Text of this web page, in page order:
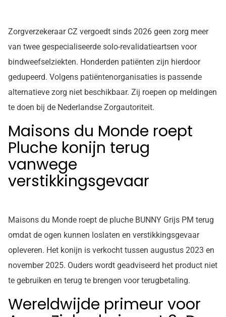
Zorgverzekeraar CZ vergoedt sinds 2026 geen zorg meer
van twee gespecialiseerde solo-revalidatieartsen voor
bindweefselziekten. Honderden patiënten zijn hierdoor
gedupeerd. Volgens patiëntenorganisaties is passende
alternatieve zorg niet beschikbaar. Zij roepen op meldingen
te doen bij de Nederlandse Zorgautoriteit.
Maisons du Monde roept
Pluche konijn terug
vanwege
verstikkingsgevaar
Maisons du Monde roept de pluche BUNNY Grijs PM terug
omdat de ogen kunnen loslaten en verstikkingsgevaar
opleveren. Het konijn is verkocht tussen augustus 2023 en
november 2025. Ouders wordt geadviseerd het product niet
te gebruiken en terug te brengen voor terugbetaling.
Wereldwijde primeur voor